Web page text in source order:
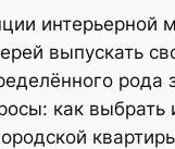
интерьерной
выпускать
как